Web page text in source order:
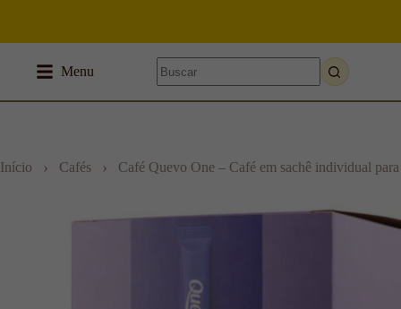
Menu
Início › Cafés › Café Quevo One – Café em sachê individual